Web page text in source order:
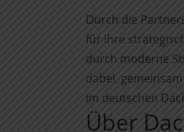
Durch die
für ihre
durch moderne
dabei,
im deutschen
Über